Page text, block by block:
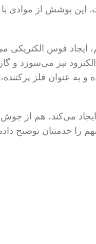
پوشش از موادی با
ایجاد قوس
نیز می‌سوزد و
به عنوان فلز
ایجاد می‌کند، هم
را خدمتتان توضیح